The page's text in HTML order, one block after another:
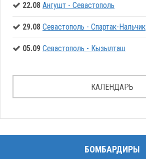
22.08 Ангушт - Севастополь
29.08 Севастополь - Спартак-Нальчик
05.09 Севастополь - Кызылташ
КАЛЕНДАРЬ
БОМБАРДИРЫ